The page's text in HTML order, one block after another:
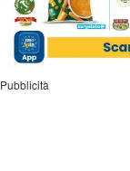
Pubblicità